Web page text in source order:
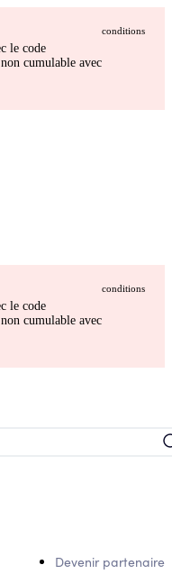
conditions
le code
cumulable avec
conditions
le code
cumulable avec
Devenir partenaire